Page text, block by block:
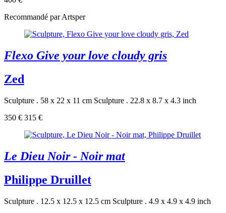
Recommandé par Artsper
Flexo Give your love cloudy gris
Zed
Sculpture . 58 x 22 x 11 cm Sculpture . 22.8 x 8.7 x 4.3 inch
350 € 315 €
Le Dieu Noir - Noir mat
Philippe Druillet
Sculpture . 12.5 x 12.5 x 12.5 cm Sculpture . 4.9 x 4.9 x 4.9 inch